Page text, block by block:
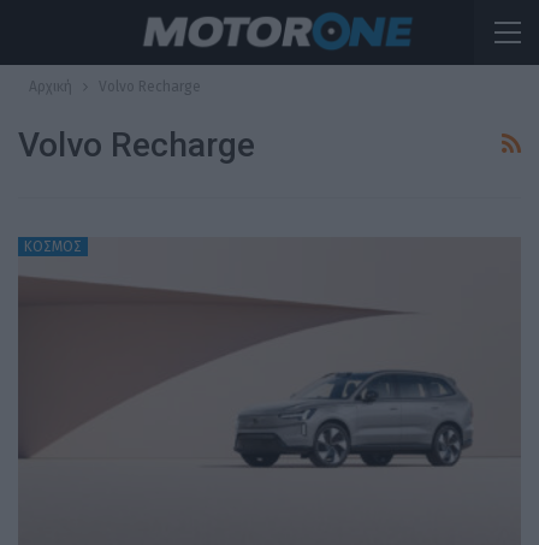
Αρχική Volvo Recharge
Volvo Recharge
ΚΟΣΜΟΣ